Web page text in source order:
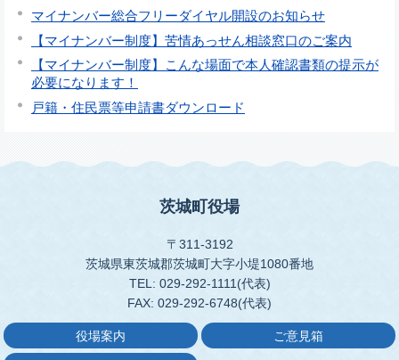
マイナンバー総合フリーダイヤル開設のお知らせ
【マイナンバー制度】苦情あっせん相談窓口のご案内
【マイナンバー制度】こんな場面で本人確認書類の提示が
必要になります！
戸籍・住民票等申請書ダウンロード
茨城町役場
〒311-3192
茨城県東茨城郡茨城町大字小堤1080番地
TEL: 029-292-1111(代表)
FAX: 029-292-6748(代表)
役場案内 ご意見箱